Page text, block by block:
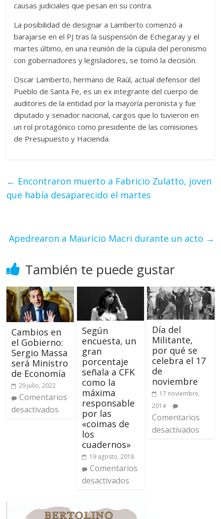
causas judiciales que pesan en su contra.
La posibilidad de designar a Lamberto comenzó a
barajarse en el PJ tras la suspensión de Echegaray y el
martes último, en una reunión de la cúpula del peronismo
con gobernadores y legisladores, se tomó la decisión.
Oscar Lamberto, hermano de Raúl, actual defensor del
Pueblo de Santa Fe, es un ex integrante del cuerpo de
auditores de la entidad por la mayoría peronista y fue
diputado y senador nacional, cargos que lo tuvieron en
un rol protagónico como presidente de las comisiones
de Presupuesto y Hacienda.
← Encontraron muerto a Fabricio Zulatto, joven
que había desaparecido el martes
Apedrearon a Mauricio Macri durante un acto →
También te puede gustar
Cambios en
el Gobierno:
Sergio Massa
será Ministro
de Economía
29 julio, 2022
Comentarios
desactivados
Según
encuesta, un
gran
porcentaje
señala a CFK
como la
máxima
responsable
por las
«coimas de
los
cuadernos»
19 agosto, 2018
Comentarios
desactivados
Día del
Militante,
por qué se
celebra el 17
de
noviembre
17 noviembre,
2014
Comentarios
desactivados